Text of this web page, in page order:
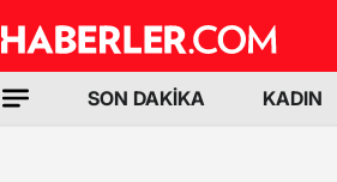
SON DAKİKA KADIN